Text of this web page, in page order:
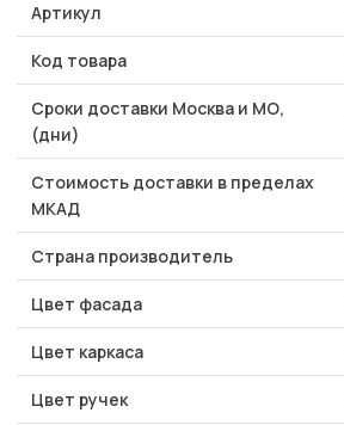
Артикул
Код товара
Сроки доставки Москва и МО,
(дни)
Стоимость доставки в пределах
МКАД
Страна производитель
Цвет фасада
Цвет каркаса
Цвет ручек